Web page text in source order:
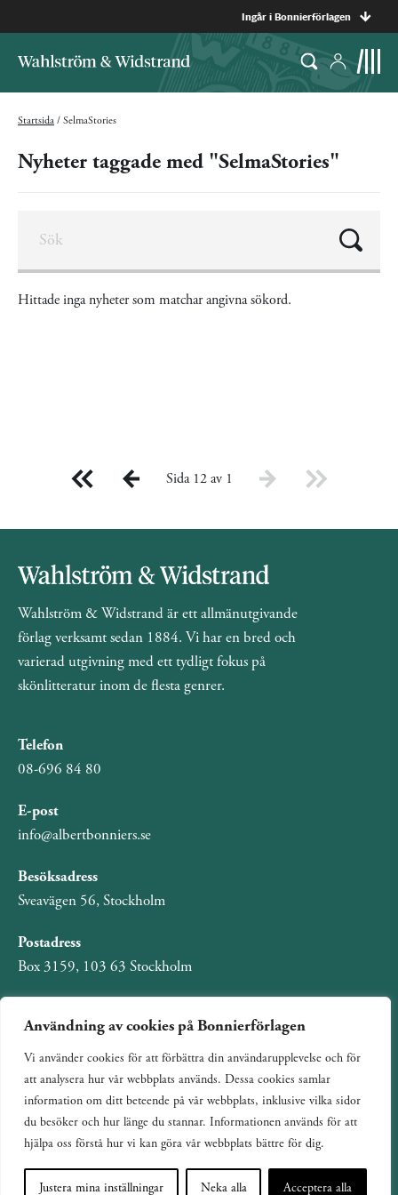
Användning av cookies på Bonnierförlagen
Vi använder cookies för att förbättra din användarupplevelse och för
att analysera hur vår webbplats används. Dessa cookies samlar
information om ditt beteende på vår webbplats, inklusive vilka sidor
du besöker och hur länge du stannar. Informationen används för att
hjälpa oss förstå hur vi kan göra vår webbplats bättre för dig.
Justera mina inställningar Neka alla Acceptera alla
Ingår i Bonnierförlagen
Startsida / SelmaStories
Nyheter taggade med "SelmaStories"
Hittade inga nyheter som matchar angivna sökord.
Sida 12 av 1
Wahlström & Widstrand är ett allmänutgivande
förlag verksamt sedan 1884. Vi har en bred och
varierad utgivning med ett tydligt fokus på
skönlitteratur inom de flesta genrer.
Telefon
08-696 84 80
E-post
info@albertbonniers.se
Besöksadress
Sveavägen 56, Stockholm
Postadress
Box 3159, 103 63 Stockholm
Om Bonnierförlagen
Cookies
Integritetspolicy